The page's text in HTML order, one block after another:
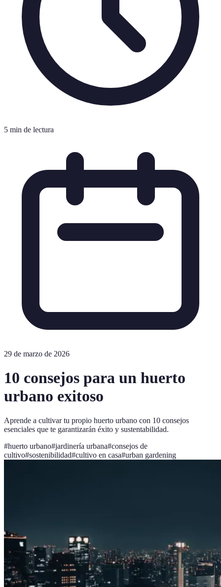
5 min de lectura
29 de marzo de 2026
10 consejos para un huerto
urbano exitoso
Aprende a cultivar tu propio huerto urbano con 10 consejos
esenciales que te garantizarán éxito y sustentabilidad.
#huerto urbano#jardinería urbana#consejos de
cultivo#sostenibilidad#cultivo en casa#urban gardening